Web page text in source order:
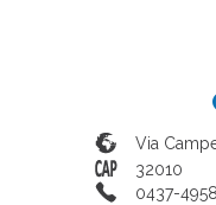
Via
32010
0437-